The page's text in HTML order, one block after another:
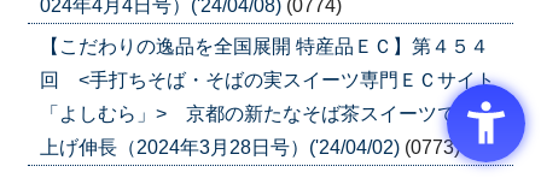
024年4月4日号）('24/04/08) (0774)
【こだわりの逸品を全国展開 特産品ＥＣ】第４５４
回 <手打ちそば・そばの実スイーツ専門ＥＣサイト
「よしむら」> 京都の新たなそば茶スイーツで売り
上げ伸長（2024年3月28日号）('24/04/02) (0773)